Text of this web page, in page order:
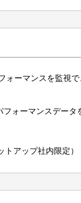
ーマンスを監視で
ォーマンスデー
アップ社内限定）